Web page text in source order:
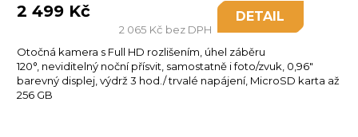
2 065 Kč bez DPH
2 499 Kč DETAIL
Otočná kamera s Full HD rozlišením, úhel záběru
120°, neviditelný noční přísvit, samostatně i foto/zvuk, 0,96"
barevný displej, výdrž 3 hod./ trvalé napájení, MicroSD karta až
256 GB